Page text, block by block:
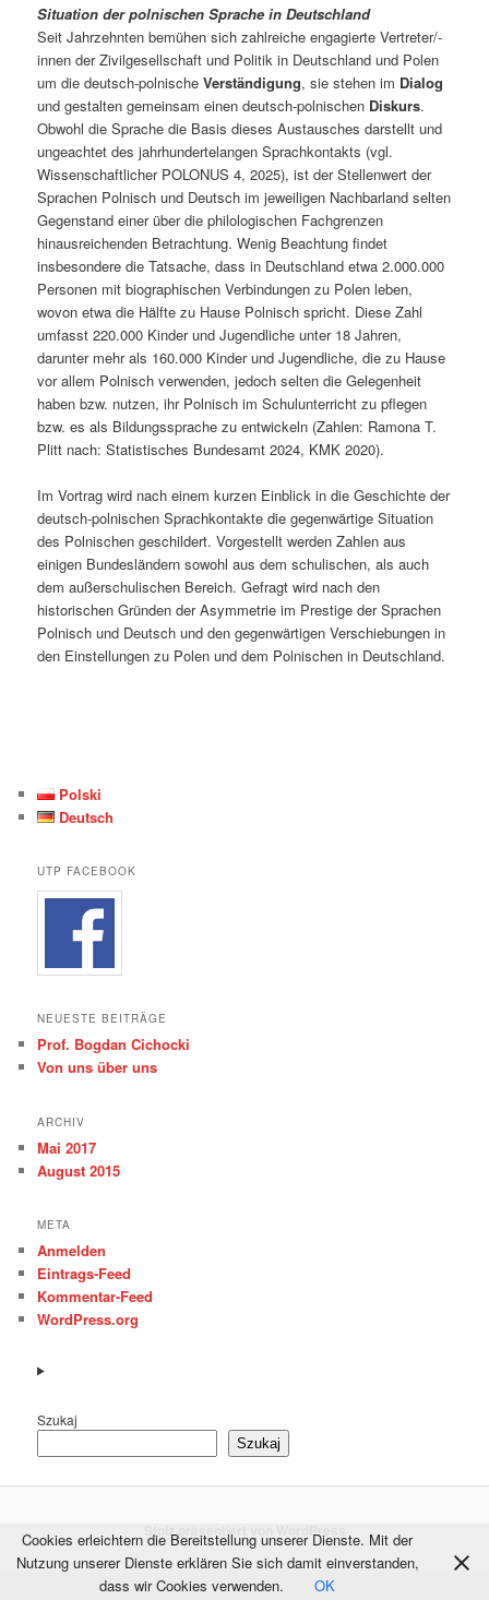
Situation der polnischen Sprache in Deutschland
Seit Jahrzehnten bemühen sich zahlreiche engagierte Vertreter/-
innen der Zivilgesellschaft und Politik in Deutschland und Polen
um die deutsch-polnischeVerständigung, sie stehen im Dialog
und gestalten gemeinsam einen deutsch-polnischen Diskurs.
Obwohl die Sprache die Basis dieses Austausches darstellt und
ungeachtet des jahrhundertelangen Sprachkontakts (vgl.
Wissenschaftlicher POLONUS 4, 2025), ist der Stellenwert der
Sprachen Polnisch und Deutsch im jeweiligen Nachbarland selten
Gegenstand einer über die philologischen Fachgrenzen
hinausreichenden Betrachtung. Wenig Beachtung findet
insbesondere die Tatsache, dass in Deutschland etwa 2.000.000
Personen mit biographischen Verbindungen zu Polen leben,
wovon etwa die Hälfte zu Hause Polnisch spricht. Diese Zahl
umfasst 220.000 Kinder und Jugendliche unter 18 Jahren,
darunter mehr als 160.000 Kinder und Jugendliche, die zu Hause
vor allem Polnisch verwenden, jedoch selten die Gelegenheit
haben bzw. nutzen, ihr Polnisch im Schulunterricht zu pflegen
bzw. es als Bildungssprache zu entwickeln (Zahlen: Ramona T.
Plitt nach: Statistisches Bundesamt 2024, KMK 2020).
Im Vortrag wird nach einem kurzen Einblick in die Geschichte der
deutsch-polnischen Sprachkontakte die gegenwärtige Situation
des Polnischen geschildert. Vorgestellt werden Zahlen aus
einigen Bundesländern sowohl aus dem schulischen, als auch
dem außerschulischen Bereich. Gefragt wird nach den
historischen Gründen der Asymmetrie im Prestige der Sprachen
Polnisch und Deutsch und den gegenwärtigen Verschiebungen in
den Einstellungen zu Polen und dem Polnischen in Deutschland.
Polski
Deutsch
UTP FACEBOOK
NEUESTE BEITRÄGE
Prof. Bogdan Cichocki
Von uns über uns
ARCHIV
Mai 2017
August 2015
META
Anmelden
Eintrags-Feed
Kommentar-Feed
WordPress.org
Szukaj
Szukaj
Stolz präsentiert von WordPress
Cookies erleichtern die Bereitstellung unserer Dienste. Mit der
Nutzung unserer Dienste erklären Sie sich damit einverstanden,
dass wir Cookies verwenden.
OK